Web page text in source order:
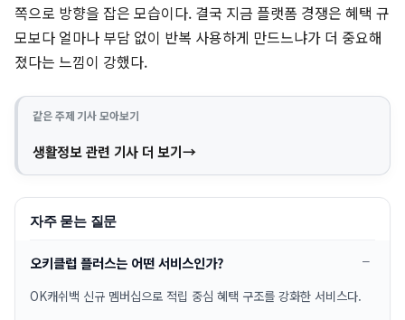
쪽으로 방향을 잡은 모습이다. 결국 지금 플랫폼 경쟁은 혜택 규
모보다 얼마나 부담 없이 반복 사용하게 만드느냐가 더 중요해
졌다는 느낌이 강했다.
같은 주제 기사 모아보기
생활정보 관련 기사 더 보기
자주 묻는 질문
오키클럽 플러스는 어떤 서비스인가?
OK캐쉬백 신규 멤버십으로 적립 중심 혜택 구조를 강화한 서비스다.